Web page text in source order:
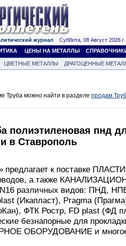
журнал Суббота, 08 Август 2026 г.
ЦЕНЫ НА МЕТАЛЛЫ
ЦВЕТНЫЕ МЕТАЛЛЫ
ДРАГОЦЕННЫЕ
Труба можно найти в разделе продам
полиэтиленовая пнд
в Ставрополь
предлагает к поставке
а также
различных видов: ПНД,
(Икапласт), Pragma
ФТК Ростр, FD plast (ФД
безнапорные для
ОБОРУДОВАНИЕ и